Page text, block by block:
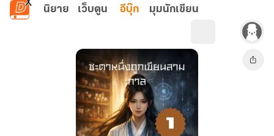
ข้ามไปยังเนื้อหาหลัก
นิยาย เว็บตูน อีบุ๊ก มุมนักเขียน